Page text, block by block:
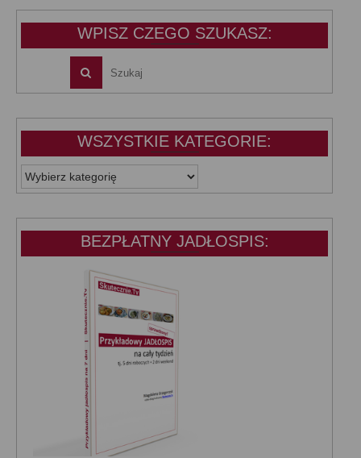
WPISZ CZEGO SZUKASZ:
WSZYSTKIE KATEGORIE:
WSZYSTKIE
KATEGORIE:
BEZPŁATNY JADŁOSPIS: